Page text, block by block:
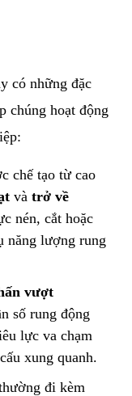
có những đặc
chúng hoạt động
chế tạo từ cao
và trở về
nén, cắt hoặc
năng lượng rung
vượt
số rung động
lực va chạm
xung quanh.
đi kèm